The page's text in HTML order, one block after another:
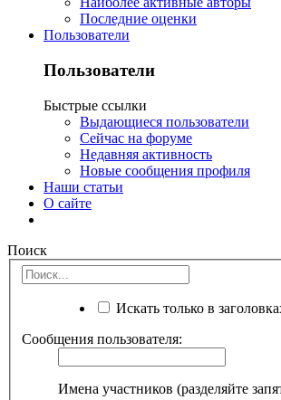
Последние оценки
Пользователи
Пользователи
Быстрые ссылки
Выдающиеся пользователи
Сейчас на форуме
Недавняя активность
Новые сообщения профиля
Наши статьи
О сайте
Поиск
Искать только в
Сообщения пользователя:
Имена участников (разделяйте